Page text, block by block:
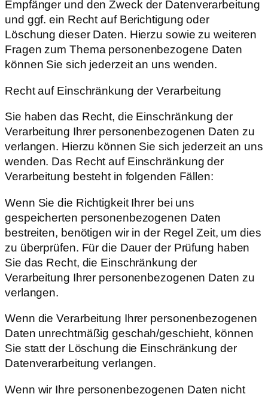
Empfänger und den Zweck der Datenverarbeitung
und ggf. ein Recht auf Berichtigung oder
Löschung dieser Daten. Hierzu sowie zu weiteren
Fragen zum Thema personenbezogene Daten
können Sie sich jederzeit an uns wenden.
Recht auf Einschränkung der Verarbeitung
Sie haben das Recht, die Einschränkung der
Verarbeitung Ihrer personenbezogenen Daten zu
verlangen. Hierzu können Sie sich jederzeit an uns
wenden. Das Recht auf Einschränkung der
Verarbeitung besteht in folgenden Fällen:
Wenn Sie die Richtigkeit Ihrer bei uns
gespeicherten personenbezogenen Daten
bestreiten, benötigen wir in der Regel Zeit, um dies
zu überprüfen. Für die Dauer der Prüfung haben
Sie das Recht, die Einschränkung der
Verarbeitung Ihrer personenbezogenen Daten zu
verlangen.
Wenn die Verarbeitung Ihrer personenbezogenen
Daten unrechtmäßig geschah/geschieht, können
Sie statt der Löschung die Einschränkung der
Datenverarbeitung verlangen.
Wenn wir Ihre personenbezogenen Daten nicht